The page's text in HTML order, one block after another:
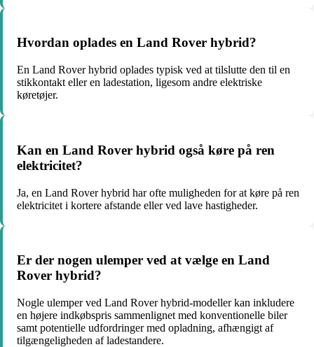
Hvordan oplades en Land Rover hybrid?
En Land Rover hybrid oplades typisk ved at tilslutte den til en
stikkontakt eller en ladestation, ligesom andre elektriske
køretøjer.
Kan en Land Rover hybrid også køre på ren
elektricitet?
Ja, en Land Rover hybrid har ofte muligheden for at køre på ren
elektricitet i kortere afstande eller ved lave hastigheder.
Er der nogen ulemper ved at vælge en Land
Rover hybrid?
Nogle ulemper ved Land Rover hybrid-modeller kan inkludere
en højere indkøbspris sammenlignet med konventionelle biler
samt potentielle udfordringer med opladning, afhængigt af
tilgængeligheden af ladestandere.